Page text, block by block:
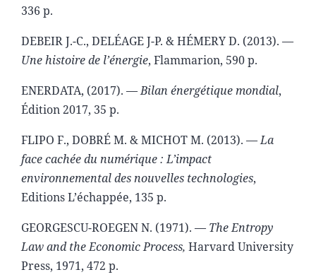
336 p.
DEBEIR J.-C., DELÉAGE J-P. & HÉMERY D. (2013). —
Une histoire de l’énergie, Flammarion, 590 p.
ENERDATA, (2017). —Bilan énergétique mondial,
Édition 2017, 35 p.
FLIPO F., DOBRÉ M. & MICHOT M. (2013). —La
face cachée du numérique : L’impact
environnemental des nouvelles technologies,
Editions L’échappée, 135 p.
GEORGESCU-ROEGEN N. (1971). — The Entropy
Law and the Economic Process, Harvard University
Press, 1971, 472 p.